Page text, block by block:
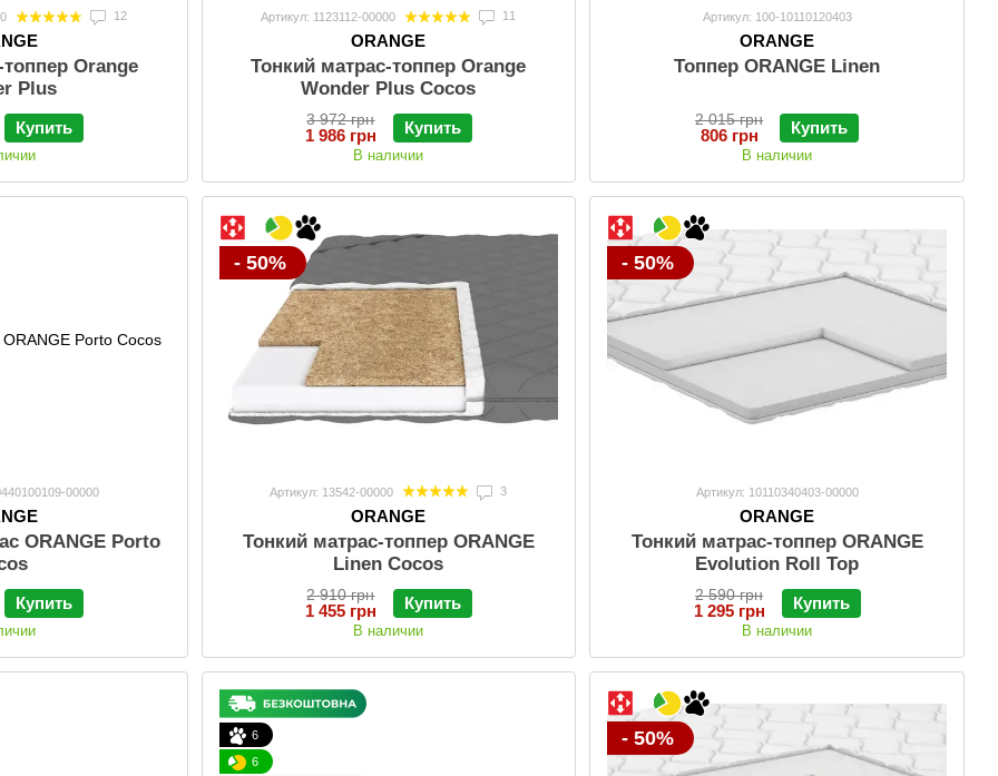
12
Orange
Plus
Купить
Артикул: 1123112-00000 11
ORANGE
Тонкий матрас-топпер Orange
Wonder Plus Cocos
3 972 грн
1 986 грн Купить
В наличии
Артикул: 100-10110120403
ORANGE
Топпер ORANGE Linen
2 015 грн
806 грн Купить
В наличии
00000
ORANGE Porto
Купить
- 50%
Артикул: 13542-00000 3
ORANGE
Тонкий матрас-топпер ORANGE
Linen Cocos
2 910 грн
1 455 грн Купить
В наличии
- 50%
Артикул: 10110340403-00000
ORANGE
Тонкий матраc-топпер ORANGE
Evolution Roll Top
2 590 грн
1 295 грн Купить
В наличии
6
6
- 50%